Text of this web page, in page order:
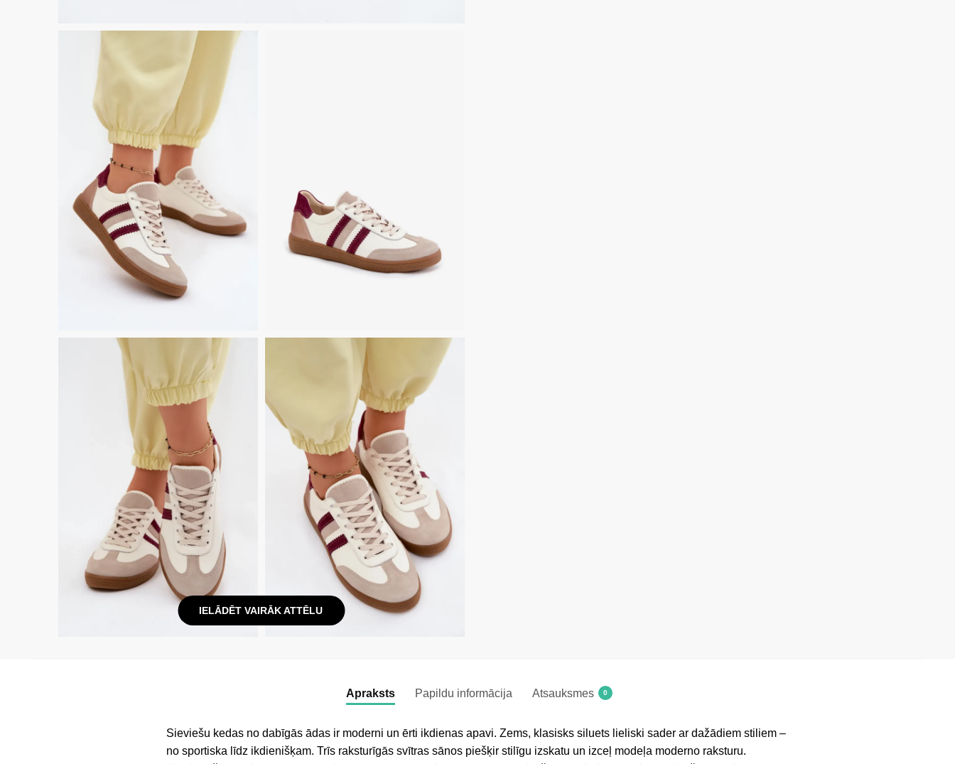
IELĀDĒT VAIRĀK ATTĒLU
Apraksts Papildu informācija Atsauksmes 0
Sieviešu kedas no dabīgās ādas ir moderni un ērti ikdienas apavi. Zems, klasisks siluets lieliski sader ar dažādiem stiliem –
no sportiska līdz ikdienišķam. Trīs raksturīgās svītras sānos piešķir stilīgu izskatu un izceļ modeļa moderno raksturu.